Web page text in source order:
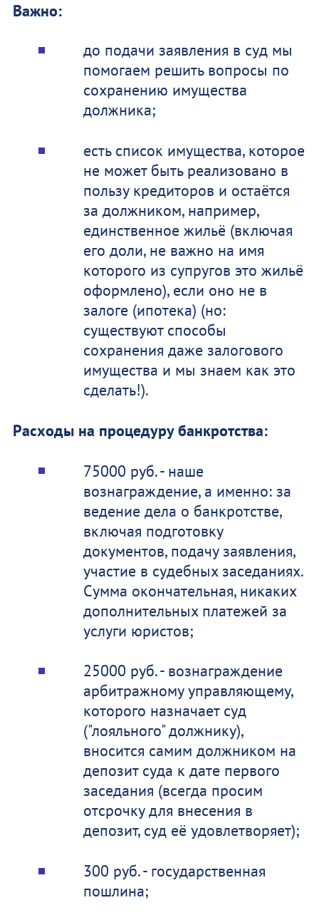
Важно:
до подачи заявления в суд мы
помогаем решить вопросы по
сохранению имущества
должника;
есть список имущества, которое
не может быть реализовано в
пользу кредиторов и остаётся
за должником, например,
единственное жильё (включая
его доли, не важно на имя
которого из супругов это жильё
оформлено), если оно не в
залоге (ипотека) (но:
существуют способы
сохранения даже залогового
имущества и мы знаем как это
сделать!).
Расходы на процедуру банкротства:
75000 руб. - наше
вознаграждение, а именно: за
ведение дела о банкротстве,
включая подготовку
документов, подачу заявления,
участие в судебных заседаниях.
Сумма окончательная, никаких
дополнительных платежей за
услуги юристов;
25000 руб. - вознаграждение
арбитражному управляющему,
которого назначает суд
("лояльного" должнику),
вносится самим должником на
депозит суда к дате первого
заседания (всегда просим
отсрочку для внесения в
депозит, суд её удовлетворяет);
300 руб. - государственная
пошлина;